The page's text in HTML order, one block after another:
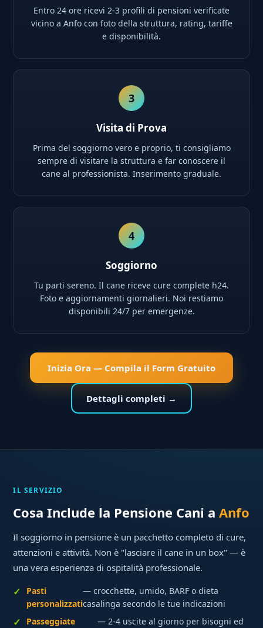
Entro 24 ore ricevi 2-3 profili di pensioni verificate
vicino a Anfo con foto della struttura, rating, tariffe
e disponibilità.
3
Visita di Prova
Prima del soggiorno vero e proprio, ti consigliamo
sempre di visitare la struttura e far conoscere il
cane al professionista. Inserimento graduale.
4
Soggiorno
Tu parti sereno. Il cane riceve cure complete h24.
Foto e aggiornamenti giornalieri. Noi restiamo
disponibili 24/7 per emergenze.
Inizia Ora — Compila il Form Gratuito
Dettagli completi →
IL SERVIZIO
Cosa Include la Pensione Cani aAnfo
Il soggiorno in pensione è un pacchetto completo di cure,
attenzioni e attività. Non è "lasciare il cane in un box" — è
una vera esperienza di ospitalità professionale.
Pasti
personalizzati
— crocchette, umido, BARF o dieta
casalinga secondo le tue indicazioni
Passeggiate
— 2-4 uscite al giorno per bisogni ed